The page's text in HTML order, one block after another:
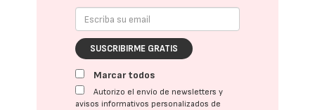
SUSCRIBIRME GRATIS
Marcar todos
Autorizo el envío de newsletters y
avisos informativos personalizados de